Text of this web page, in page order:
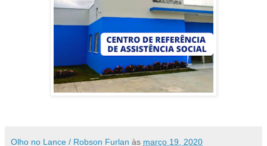
Olho no Lance / Robson Furlan às março 19, 2020